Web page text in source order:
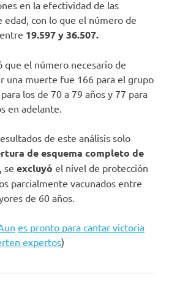
en la efectividad de las
edad, con lo que el número de
19.597 y 36.507.
el número necesario de
una muerte fue 166 para el grupo
los de 70 a 79 años y 77 para
en adelante.
de este análisis solo
de esquema completo de
se excluyó el nivel de protección
parcialmente vacunados entre
de 60 años.
es pronto para cantar victoria
expertos)